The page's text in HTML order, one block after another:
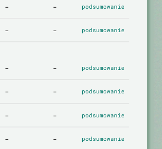
- - podsumowanie
- - podsumowanie
- - podsumowanie
- - podsumowanie
- - podsumowanie
- - podsumowanie